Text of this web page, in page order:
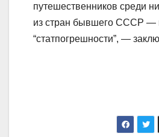
путешественников среди
из стран бывшего СССР —
“статпогрешности”, —